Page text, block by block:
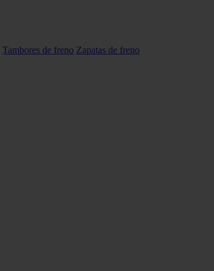
Tambores de freno Zapatas de freno